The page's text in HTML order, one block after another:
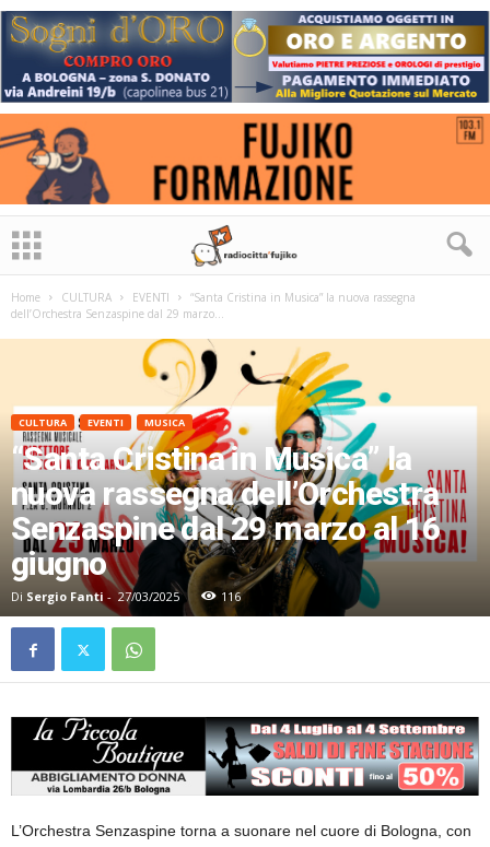
Home CULTURA EVENTI
“Santa Cristina in Musica” la nuova rassegna
dell’Orchestra Senzaspine dal 29 marzo...
CULTURA EVENTI MUSICA
“Santa Cristina in Musica” la
nuova rassegna dell’Orchestra
Senzaspine dal 29 marzo al 16
giugno
Di Sergio Fanti - 27/03/2025 116
L’Orchestra Senzaspine torna a suonare nel cuore di Bologna, con